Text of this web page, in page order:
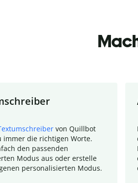
von Quillbot
immer die richtigen Worte.
den passenden
Modus aus oder erstelle
personalisierten Modus.